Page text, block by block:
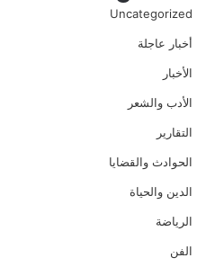
Uncategorized
أخبار عاجلة
الأخبار
الأدب والشعر
التقارير
الحوادث والقضايا
الدين والحياة
الرياضة
الفن